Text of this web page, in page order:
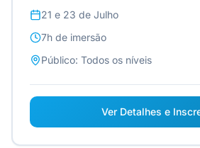
21 e 23 de Julho
7h de imersão
Público: Todos os níveis
Ver Detalhes e